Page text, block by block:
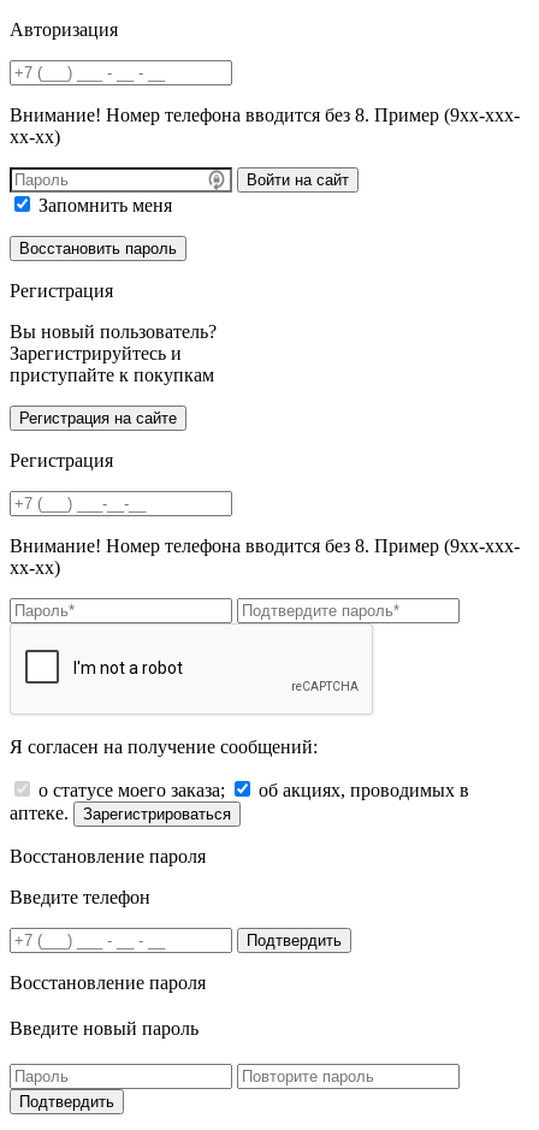
Авторизация
Внимание! Номер телефона вводится без 8. Пример (9хх-ххх-
хх-хх)
Войти на сайт
Запомнить меня
Регистрация
Вы новый пользователь?
Зарегистрируйтесь и
приступайте к покупкам
Регистрация
Внимание! Номер телефона вводится без 8. Пример (9хх-ххх-
хх-хх)
Я согласен на получение сообщений:
о статусе моего заказа;
об акциях, проводимых в
аптеке.
Зарегистрироваться
Восстановление пароля
Введите телефон
Подтвердить
Восстановление пароля
Введите новый пароль